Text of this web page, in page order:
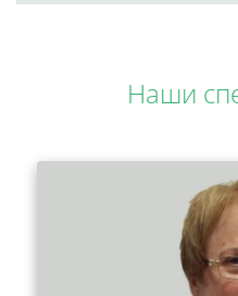
Наши